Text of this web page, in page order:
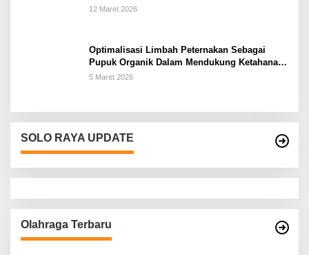
Untuk Penguatan Keluarga Sakinah di
12 Maret 2026
Optimalisasi Limbah Peternakan Sebagai
Pupuk Organik Dalam Mendukung Ketahanan
Pangan Rumah Tangga Petani di Kabupaten
5 Maret 2026
SOLO RAYA UPDATE
Olahraga Terbaru